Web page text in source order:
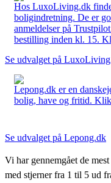
Hos LuxoLiving.dk
boligindretning. De er
anmeldelser på
bestilling inden kl. 15.
Se udvalget på
Lepong.dk er en
bolig, have og fritid.
Se udvalget på Lepong.dk
Vi har gennemgået de
med stjerner fra 1 til 5 ud